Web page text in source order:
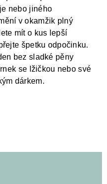
nebo jiného
v okamžik plný
mít o kus lepší
špetku odpočinku.
bez sladké pěny
se lžičkou nebo své
dárkem.